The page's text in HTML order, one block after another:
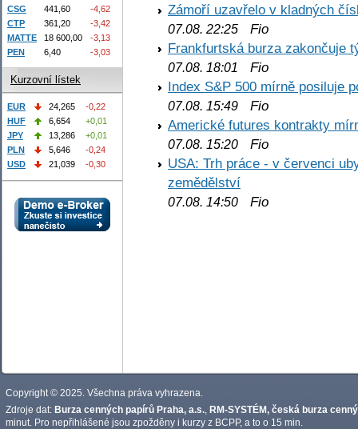
Zámoří uzavřelo v kladných
07.08. 22:25 Fio
Frankfurtská burza zakončuje
07.08. 18:01
Fio
Index S&P 500 mírně posiluje
07.08. 15:49 Fio
Americké futures kontrakty
07.08. 15:20 Fio
USA: Trh práce - v červenci
zemědělství
07.08. 14:50 Fio
CSG
441,60
-4,62
CTP
361,20
-3,42
MATTE
18 600,00
-3,13
PEN
6,40 -3,03
Kurzovní lístek
EUR 24,265
-0,22
HUF
6,654
+0,01
JPY
13,286
+0,01
PLN
5,646
-0,24
USD
21,039 -0,30
Copyright © 2025. Všechna práva vyhrazena.
Zdroje dat: Burza cenných papírů Praha, a.s. RM-SYSTÉM, česká burza
minut. Pro nepřihlášené jsou zpožděny i kurzy z BCPP, a to o 15 min.